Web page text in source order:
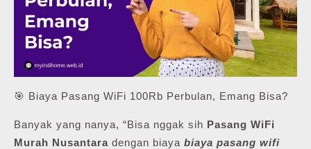
🎯 Biaya Pasang WiFi 100Rb Perbulan, Emang Bisa?
Banyak yang nanya, “Bisa nggak sih Pasang WiFi
Murah Nusantara dengan biaya biaya pasang wifi